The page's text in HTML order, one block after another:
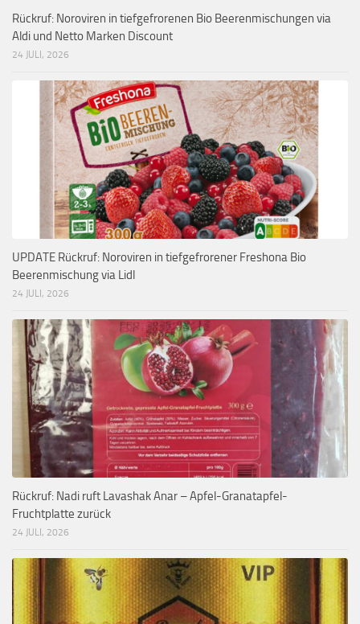
Rückruf: Noroviren in tiefgefrorenen Bio Beerenmischungen via
Aldi und Netto Marken Discount
24 JULI, 2026
UPDATE Rückruf: Noroviren in tiefgefrorener Freshona Bio
Beerenmischung via Lidl
24 JULI, 2026
Rückruf: Nadi ruft Lavashak Anar – Apfel-Granatapfel-
Fruchtplatte zurück
24 JULI, 2026